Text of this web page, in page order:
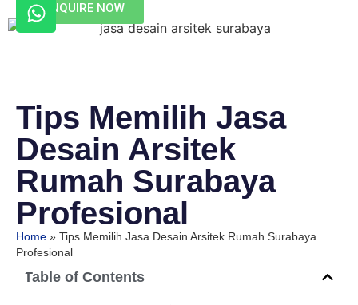
INQUIRE NOW
Tips Memilih Jasa
Desain Arsitek
Rumah Surabaya
Profesional
Home » Tips Memilih Jasa Desain Arsitek Rumah Surabaya
Profesional
Table of Contents